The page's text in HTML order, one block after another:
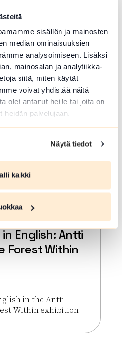
sisällön ja mainosten
median ominaisuuksien
analysoimiseen. Lisäksi
mainosalan ja analytiikka-
siitä, miten käytät
voivat yhdistää näitä
olet antanut heille tai joita on
heidän palvelujaan.
Näytä tiedot
kaikki
alueen
Veistoskierros
English: Antti
Forest Within
in the Antti
Within exhibition
Guided tour in English: